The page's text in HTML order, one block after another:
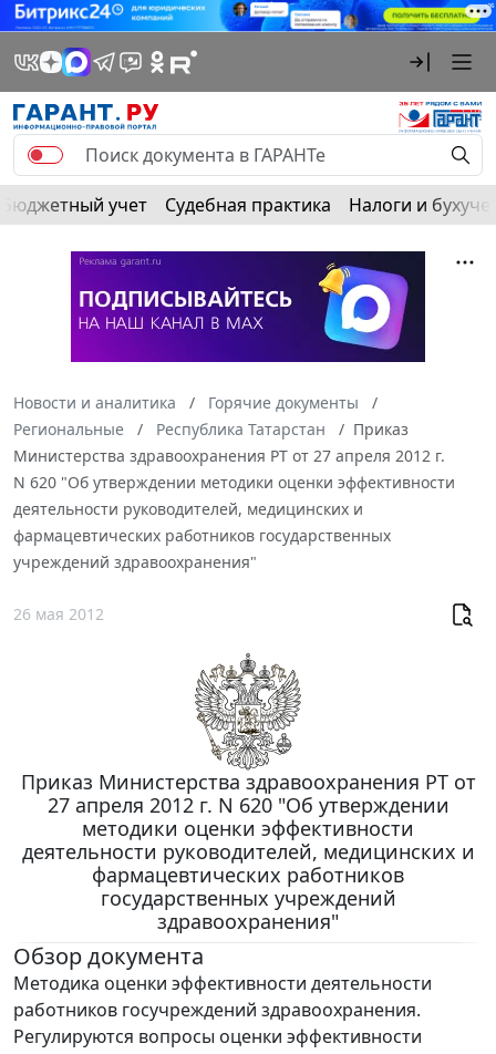
Бюджетный учет Судебная практика Налоги и
Новости и аналитика
Горячие документы
Региональные
Республика Татарстан
Приказ
Министерства здравоохранения РТ от 27 апреля 2012 г.
N 620 "Об утверждении методики оценки эффективности
деятельности руководителей, медицинских и
фармацевтических работников государственных
учреждений здравоохранения"
26 мая 2012
Приказ Министерства здравоохранения РТ от
27 апреля 2012 г. N 620 "Об утверждении
методики оценки эффективности
деятельности руководителей, медицинских и
фармацевтических работников
государственных учреждений
здравоохранения"
Обзор документа
Методика оценки эффективности деятельности
работников госучреждений здравоохранения.
Регулируются вопросы оценки эффективности